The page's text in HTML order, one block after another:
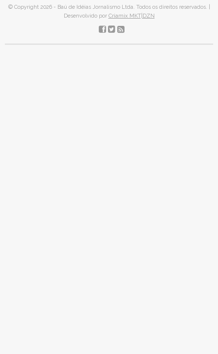
© Copyright 2026 - Baú de Idéias Jornalismo Ltda. Todos os direitos reservados. |
Desenvolvido por Criamix MKT|DZN